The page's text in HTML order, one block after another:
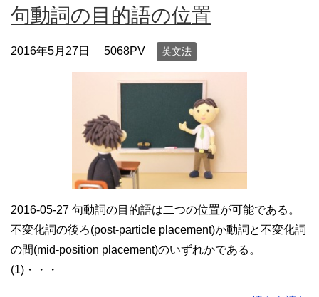
句動詞の目的語の位置
2016年5月27日 5068PV 英文法
2016-05-27 句動詞の目的語は二つの位置が可能である。
不変化詞の後ろ(post-particle placement)か動詞と不変化詞
の間(mid-position placement)のいずれかである。
(1)・・・